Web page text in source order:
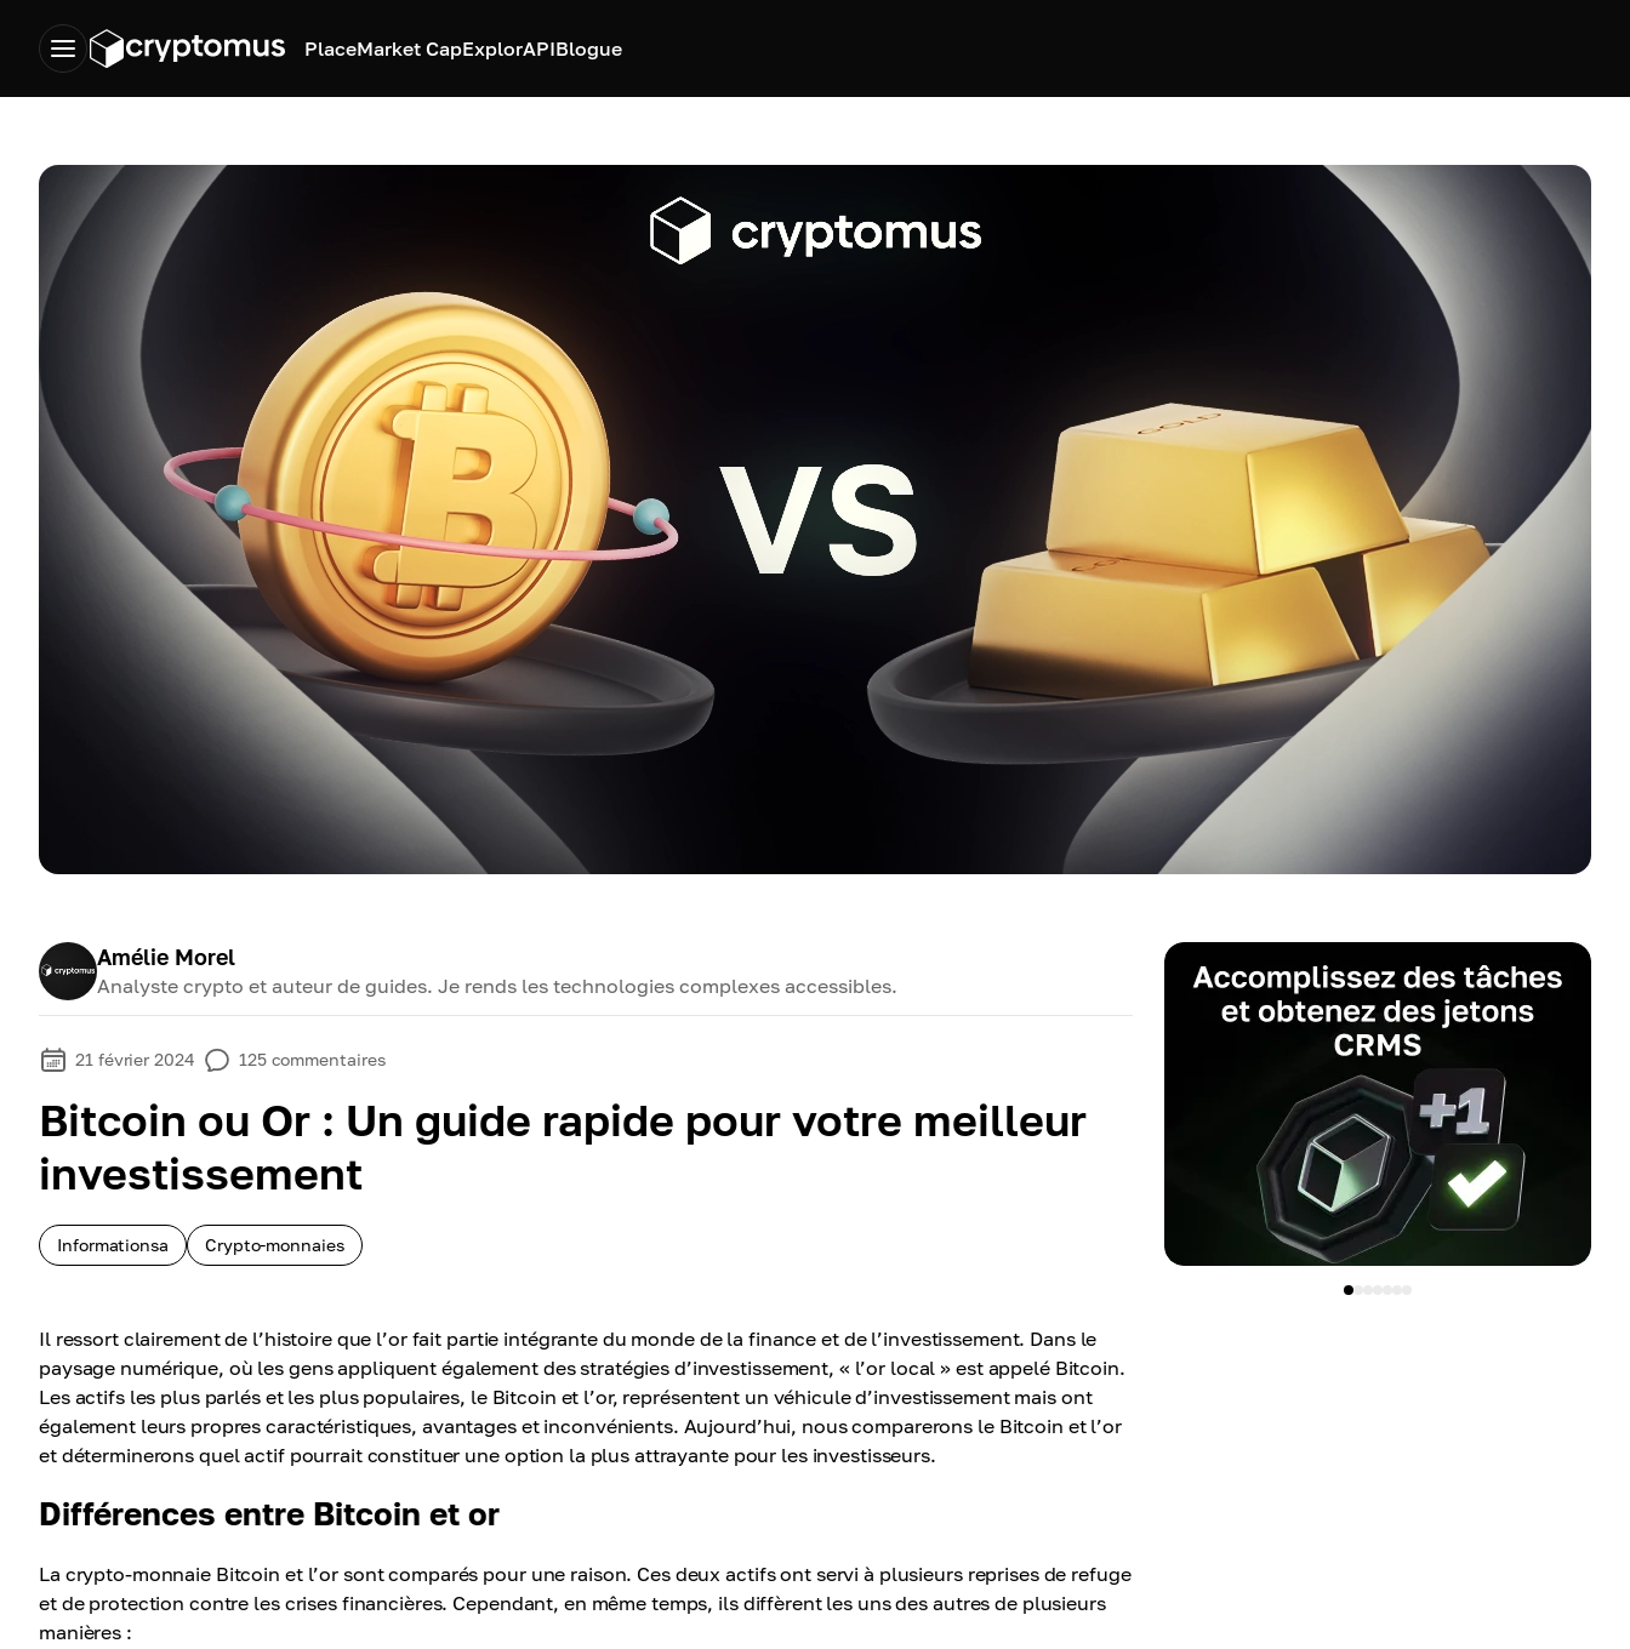
PlaceMarket CapExplorAPIBlogue
Amélie Morel
Analyste crypto et auteur de guides. Je rends les technologies complexes accessibles.
21 février 2024 125 commentaires
Bitcoin ou Or : Un guide rapide pour votre meilleur
investissement
Informationsa Crypto-monnaies
Il ressort clairement de l’histoire que l’or fait partie intégrante du monde de la finance et de l’investissement. Dans le
paysage numérique, où les gens appliquent également des stratégies d’investissement, « l’or local » est appelé Bitcoin.
Les actifs les plus parlés et les plus populaires, le Bitcoin et l’or, représentent un véhicule d’investissement mais ont
également leurs propres caractéristiques, avantages et inconvénients. Aujourd’hui, nous comparerons le Bitcoin et l’or
et déterminerons quel actif pourrait constituer une option la plus attrayante pour les investisseurs.
Différences entre Bitcoin et or
La crypto-monnaie Bitcoin et l’or sont comparés pour une raison. Ces deux actifs ont servi à plusieurs reprises de refuge
et de protection contre les crises financières. Cependant, en même temps, ils diffèrent les uns des autres de plusieurs
manières :